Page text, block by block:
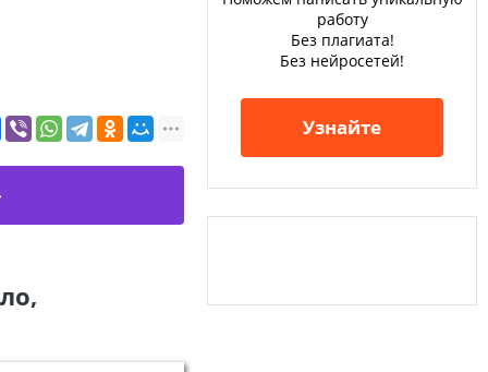
работу
Без плагиата!
Без нейросетей!
Узнайте